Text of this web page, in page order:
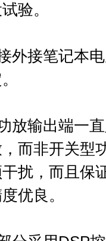
验。
外接笔记本
放输出端一
而非开关型
扰，而且保
优良。